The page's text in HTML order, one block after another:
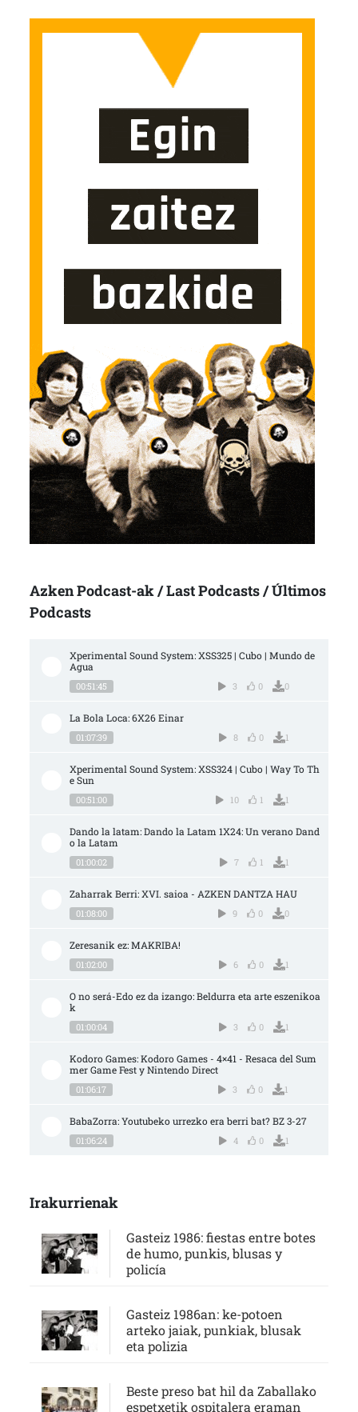
Azken Podcast-ak / Last Podcasts / Últimos
Podcasts
Xperimental Sound System: XSS325 | Cubo | Mundo de
Agua
00:51:45 3 0 0
La Bola Loca: 6X26 Einar
01:07:39 8 0 1
Xperimental Sound System: XSS324 | Cubo | Way To Th
e Sun
00:51:00 10 1 1
Dando la latam: Dando la Latam 1X24: Un verano Dand
o la Latam
01:00:02 7 1 1
Zaharrak Berri: XVI. saioa - AZKEN DANTZA HAU
01:08:00 9 0 0
Zeresanik ez: MAKRIBA!
01:02:00 6 0 1
O no será-Edo ez da izango: Beldurra eta arte eszenikoa
k
01:00:04 3 0 1
Kodoro Games: Kodoro Games - 4×41 - Resaca del Sum
mer Game Fest y Nintendo Direct
01:06:17 3 0 1
BabaZorra: Youtubeko urrezko era berri bat? BZ 3-27
01:06:24 4 0 1
Irakurrienak
Gasteiz 1986: fiestas entre botes
de humo, punkis, blusas y
policía
Gasteiz 1986an: ke-potoen
arteko jaiak, punkiak, blusak
eta polizia
Beste preso bat hil da Zaballako
espetxetik ospitalera eraman